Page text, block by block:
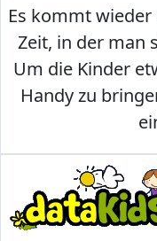
Es kommt wieder
Zeit, in der man
Um die Kinder
Handy zu